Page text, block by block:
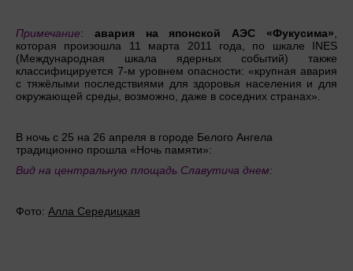
Примечание: авария на японской АЭС «Фукусима»,
которая произошла 11 марта 2011 года, по шкале INES
(Международная шкала ядерных событий) также
классифицируется 7-м уровнем опасности: «крупная авария
с тяжёлыми последствиями для здоровья населения и для
окружающей среды, возможно, даже в соседних странах».
В ночь с 25 на 26 апреля в городе Белого Ангела
традиционно прошла «Ночь памяти»:
Вид на центральную площадь Славутича днем:
Фото: Алла Середицкая